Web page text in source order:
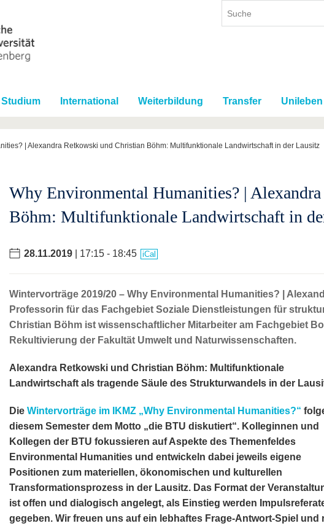
Studium International Weiterbildung Transfer Unileben
| Alexandra Retkowski und Christian Böhm: Multifunktionale Landwirtschaft in der Lausitz
Why Environmental Humanities? |
Böhm: Multifunktionale Landwirtschaft in
28.11.2019 | 17:15 - 18:45 iCal
Wintervorträge 2019/20 – Why Environmental Humanities? |
Professorin für das Fachgebiet Soziale Dienstleistungen für
Christian Böhm ist wissenschaftlicher Mitarbeiter am Fachgebiet
Rekultivierung der Fakultät Umwelt und Naturwissenschaften.
Alexandra Retkowski und Christian Böhm: Multifunktionale
Landwirtschaft als tragende Säule des Strukturwandels in der
Die Wintervorträge im IKMZ „Why Environmental Humanities?“
diesem Semester dem Motto „die BTU diskutiert“. Kolleginnen und
Kollegen der BTU fokussieren auf Aspekte des Themenfeldes
Environmental Humanities und entwickeln dabei jeweils eigene
Positionen zum materiellen, ökonomischen und kulturellen
Transformationsprozess in der Lausitz. Das Format der
ist offen und dialogisch angelegt, als Einstieg werden
gegeben. Wir freuen uns auf ein lebhaftes Frage-Antwort-Spiel und